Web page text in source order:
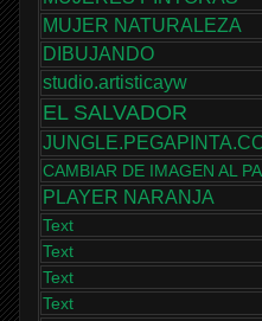
MUJER NATURALEZA
DIBUJANDO
studio.artisticayw
EL SALVADOR
CAMBIAR DE IMAGEN AL
PLAYER NARANJA
Text
Text
Text
Text